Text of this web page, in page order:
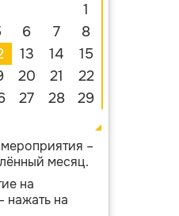
1
6 7
8
13 14
15
20 21
22
27 28
29
–
месяц.
на
нажать на